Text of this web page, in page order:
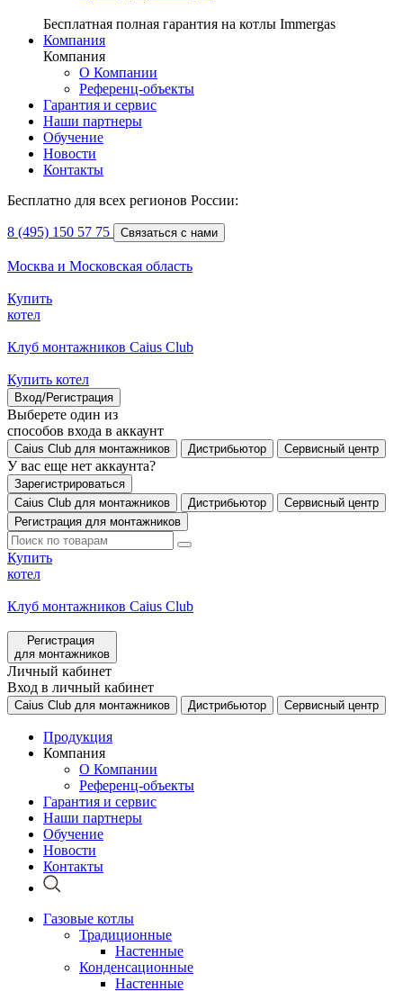
Бесплатная полная гарантия на котлы Immergas
Компания
Компания
О Компании
Референц-объекты
Гарантия и сервис
Наши партнеры
Обучение
Новости
Контакты
Бесплатно для всех регионов России:
8 (495) 150 57 75 Связаться с нами
Москва и Московская область
Купить
котел
Клуб монтажников Caius Club
Купить котел
Вход/Регистрация
Выберете один из
способов входа в аккаунт
Caius Club для монтажников Дистрибьютор Сервисный центр
У вас еще нет аккаунта?
Зарегистрироваться
Caius Club для монтажников
Дистрибьютор
Сервисный центр
Регистрация для монтажников
Купить
котел
Клуб монтажников Caius Club
Регистрация
для монтажников
Личный кабинет
Вход в личный кабинет
Caius Club для монтажников Дистрибьютор Сервисный центр
Продукция
Компания
О Компании
Референц-объекты
Гарантия и сервис
Наши партнеры
Обучение
Новости
Контакты
Газовые котлы
Традиционные
Настенные
Конденсационные
Настенные